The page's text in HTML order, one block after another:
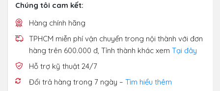
Chúng tôi cam kết:
Hàng chính hãng
TPHCM miễn phí vận chuyển trong nội thành với đơn
hàng trên 600.000 đ, Tỉnh thành khác xem Tại đây
Hỗ trợ kỹ thuật 24/7
Đổi trả hàng trong 7 ngày – Tìm hiểu thêm